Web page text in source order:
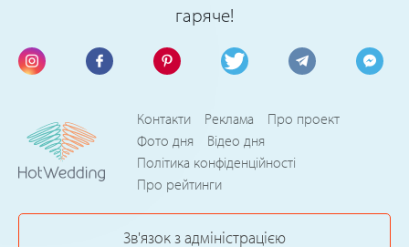
гаряче!
Контакти Реклама
Про проект
Фото дня
Відео дня
Політика конфіденційності
Про рейтинги
Зв'язок з адміністрацією